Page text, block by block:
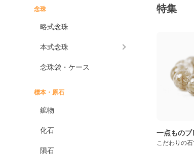
念珠
略式念珠
本式念珠
念珠袋・ケース
標本・原石
鉱物
化石
隕石
特集
一点ものブ
こだわりの